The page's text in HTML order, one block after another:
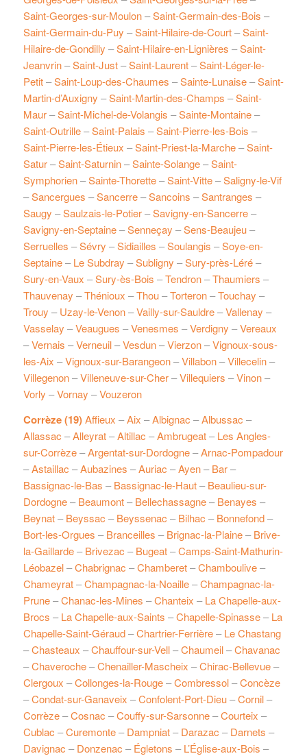
Saint-Georges-sur-Moulon–Saint-Germain-des-Bois –
Saint-Germain-du-Puy –Saint-Hilaire-de-Court–Saint-
Hilaire-de-Gondilly –Saint-Hilaire-en-Lignières –Saint-
Jeanvrin–Saint-Just–Saint-Laurent–Saint-Léger-le-
Petit–Saint-Loup-des-Chaumes –Sainte-Lunaise–Saint-
Martin-d’Auxigny –Saint-Martin-des-Champs –Saint-
Maur–Saint-Michel-de-Volangis –Sainte-Montaine–
Saint-Outrille–Saint-Palais –Saint-Pierre-les-Bois –
Saint-Pierre-les-Étieux –Saint-Priest-la-Marche–Saint-
Satur–Saint-Saturnin–Sainte-Solange–Saint-
Symphorien–Sainte-Thorette–Saint-Vitte–Saligny-le-Vif
–Sancergues –Sancerre–Sancoins –Santranges –
Saugy –Saulzais-le-Potier–Savigny-en-Sancerre–
Savigny-en-Septaine–Senneçay –Sens-Beaujeu–
Serruelles –Sévry –Sidiailles –Soulangis –Soye-en-
Septaine–Le Subdray –Subligny –Sury-près-Léré–
Sury-en-Vaux –Sury-ès-Bois –Tendron–Thaumiers –
Thauvenay –Thénioux –Thou–Torteron–Touchay –
Trouy –Uzay-le-Venon–Vailly-sur-Sauldre–Vallenay –
Vasselay –Veaugues –Venesmes –Verdigny –Vereaux
–Vernais –Verneuil–Vesdun–Vierzon–Vignoux-sous-
les-Aix –Vignoux-sur-Barangeon–Villabon–Villecelin–
Villegenon–Villeneuve-sur-Cher–Villequiers –Vinon–
Vorly –Vornay –Vouzeron
Corrèze (19)Affieux –Aix –Albignac –Albussac –
Allassac –Alleyrat–Altillac –Ambrugeat–Les Angles-
sur-Corrèze–Argentat-sur-Dordogne–Arnac-Pompadour
–Astaillac –Aubazines –Auriac –Ayen–Bar–
Bassignac-le-Bas –Bassignac-le-Haut–Beaulieu-sur-
Dordogne–Beaumont–Bellechassagne–Benayes –
Beynat–Beyssac –Beyssenac –Bilhac –Bonnefond–
Bort-les-Orgues –Branceilles –Brignac-la-Plaine–Brive-
la-Gaillarde–Brivezac –Bugeat–Camps-Saint-Mathurin-
Léobazel–Chabrignac –Chamberet–Chamboulive–
Chameyrat–Champagnac-la-Noaille–Champagnac-la-
Prune–Chanac-les-Mines –Chanteix –La Chapelle-aux-
Brocs –La Chapelle-aux-Saints –Chapelle-Spinasse–La
Chapelle-Saint-Géraud–Chartrier-Ferrière–Le Chastang
–Chasteaux –Chauffour-sur-Vell–Chaumeil–Chavanac
–Chaveroche–Chenailler-Mascheix –Chirac-Bellevue–
Clergoux –Collonges-la-Rouge–Combressol–Concèze
–Condat-sur-Ganaveix –Confolent-Port-Dieu–Cornil–
Corrèze–Cosnac –Couffy-sur-Sarsonne–Courteix –
Cublac –Curemonte–Dampniat–Darazac –Darnets –
Davignac –Donzenac –Égletons –L’Église-aux-Bois –